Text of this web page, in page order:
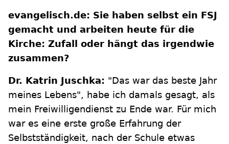
evangelisch.de: Sie haben selbst ein FSJ
gemacht und arbeiten heute für die
Kirche: Zufall oder hängt das irgendwie
zusammen?
Dr. Katrin Juschka: "Das war das beste Jahr
meines Lebens", habe ich damals gesagt, als
mein Freiwilligendienst zu Ende war. Für mich
war es eine erste große Erfahrung der
Selbstständigkeit, nach der Schule etwas